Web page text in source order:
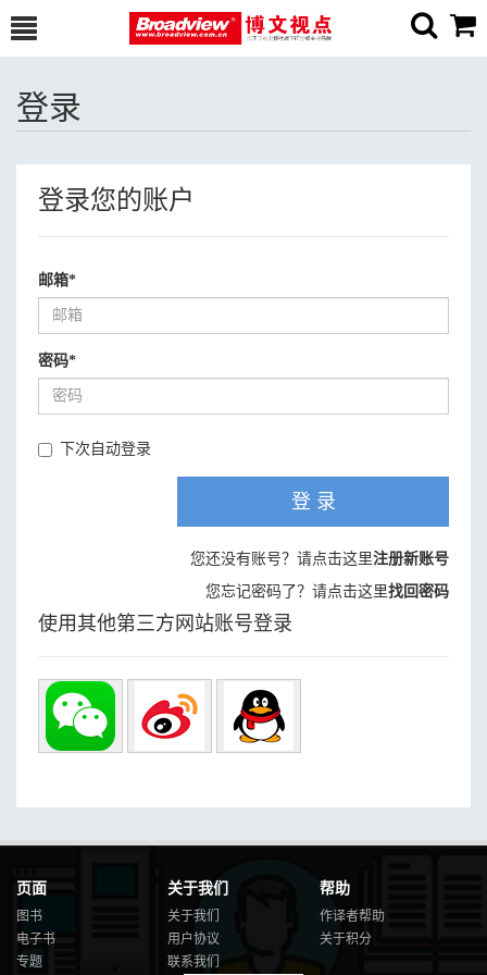
登录
登录您的账户
邮箱*
密码*
下次自动登录
登 录
您还没有账号？请点击这里注册新账号
您忘记密码了？请点击这里找回密码
使用其他第三方网站账号登录
页面
图书
电子书
专题
关于我们
关于我们
用户协议
联系我们
帮助
作译者帮助
关于积分